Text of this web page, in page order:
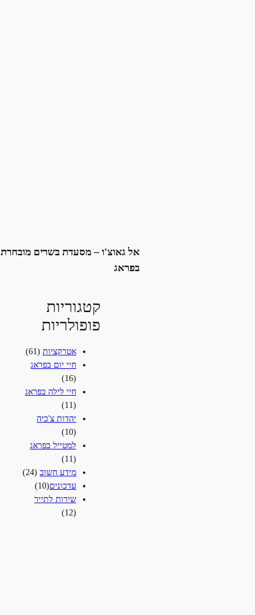
אל גאוצ'ו – מסעדת בשרים מובחרת
בפראג
קטגוריות
פופולריות
אטרקציות (61)
חיי יום בפראג
(16)
חיי לילה בפראג
(11)
יהדות צ'כיה
(10)
למטייל בפראג
(11)
מידע חשוב (24)
עדכונים‎(10)
שירות לתייר
(12)